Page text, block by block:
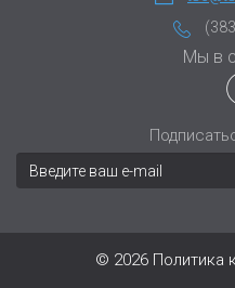
Мы в
© 2026 Политика